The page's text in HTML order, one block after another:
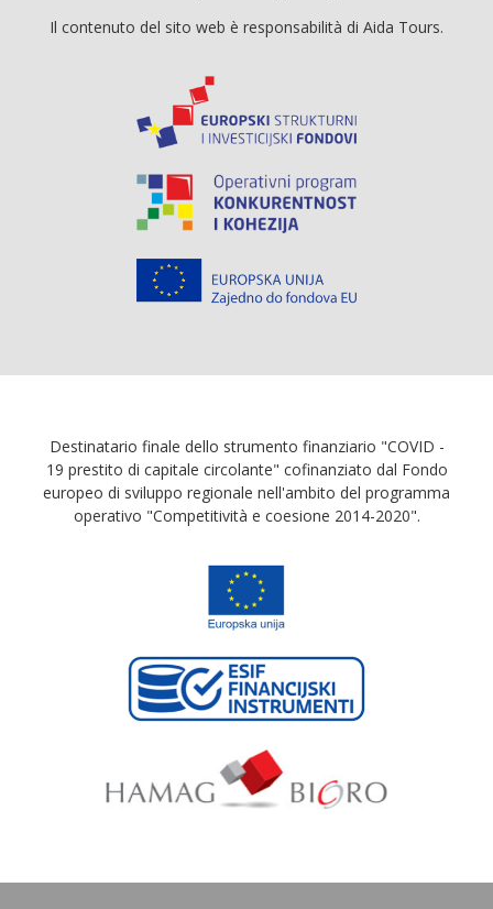
Il contenuto del sito web è responsabilità di Aida Tours.
Destinatario finale dello strumento finanziario "COVID -
19 prestito di capitale circolante" cofinanziato dal Fondo
europeo di sviluppo regionale nell'ambito del programma
operativo "Competitività e coesione 2014-2020".